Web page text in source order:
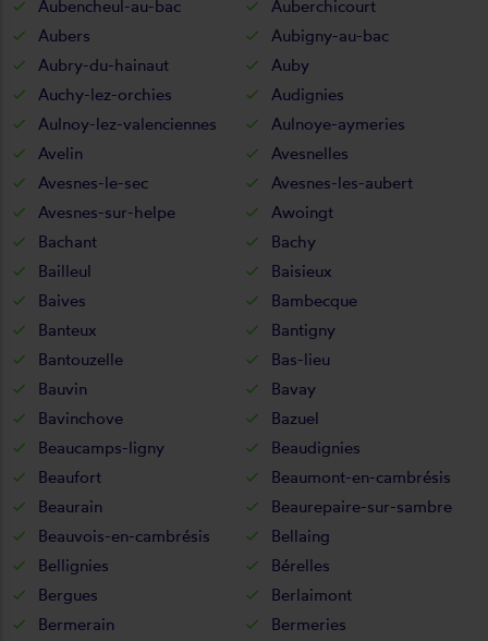
Aubencheul-au-bac
Auberchicourt
Aubers
Aubigny-au-bac
Aubry-du-hainaut
Auby
Auchy-lez-orchies
Audignies
Aulnoy-lez-valenciennes
Aulnoye-aymeries
Avelin
Avesnelles
Avesnes-le-sec
Avesnes-les-aubert
Avesnes-sur-helpe
Awoingt
Bachant
Bachy
Bailleul
Baisieux
Baives
Bambecque
Banteux
Bantigny
Bantouzelle
Bas-lieu
Bauvin
Bavay
Bavinchove
Bazuel
Beaucamps-ligny
Beaudignies
Beaufort
Beaumont-en-cambrésis
Beaurain
Beaurepaire-sur-sambre
Beauvois-en-cambrésis
Bellaing
Bellignies
Bérelles
Bergues
Berlaimont
Bermerain
Bermeries